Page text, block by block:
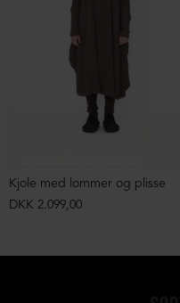
Kjole med lommer og plisse
DKK 2.099,00